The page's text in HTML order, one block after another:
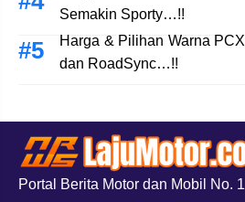
Semakin Sporty…!!
Harga & Pilihan Warna
dan RoadSync…!!
Portal Berita Motor dan Mobil No.